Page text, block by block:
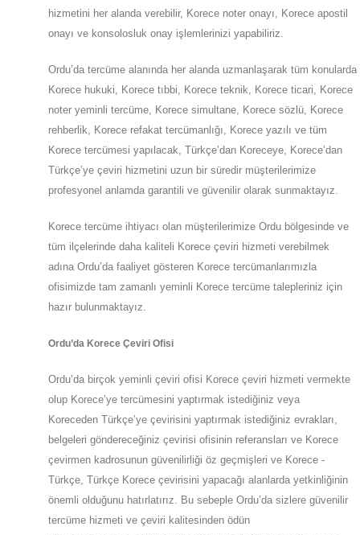
hizmetini her alanda verebilir, Korece noter onayı, Korece apostil
onayı ve konsolosluk onay işlemlerinizi yapabiliriz.
Ordu’da tercüme alanında her alanda uzmanlaşarak tüm konularda
Korece hukuki, Korece tıbbi, Korece teknik, Korece ticari, Korece
noter yeminli tercüme, Korece simultane, Korece sözlü, Korece
rehberlik, Korece refakat tercümanlığı, Korece yazılı ve tüm
Korece tercümesi yapılacak, Türkçe’dan Koreceye, Korece’dan
Türkçe’ye çeviri hizmetini uzun bir süredir müşterilerimize
profesyonel anlamda garantili ve güvenilir olarak sunmaktayız.
Korece tercüme ihtiyacı olan müşterilerimize Ordu bölgesinde ve
tüm ilçelerinde daha kaliteli Korece çeviri hizmeti verebilmek
adına Ordu’da faaliyet gösteren Korece tercümanlarımızla
ofisimizde tam zamanlı yeminli Korece tercüme talepleriniz için
hazır bulunmaktayız.
Ordu’da Korece Çeviri Ofisi
Ordu’da birçok yeminli çeviri ofisi Korece çeviri hizmeti vermekte
olup Korece’ye tercümesini yaptırmak istediğiniz veya
Koreceden Türkçe’ye çevirisini yaptırmak istediğiniz evrakları,
belgeleri göndereceğiniz çevirisi ofisinin referansları ve Korece
çevirmen kadrosunun güvenilirliği öz geçmişleri ve Korece -
Türkçe, Türkçe Korece çevirisini yapacağı alanlarda yetkinliğinin
önemli olduğunu hatırlatırız. Bu sebeple Ordu’da sizlere güvenilir
tercüme hizmeti ve çeviri kalitesinden ödün